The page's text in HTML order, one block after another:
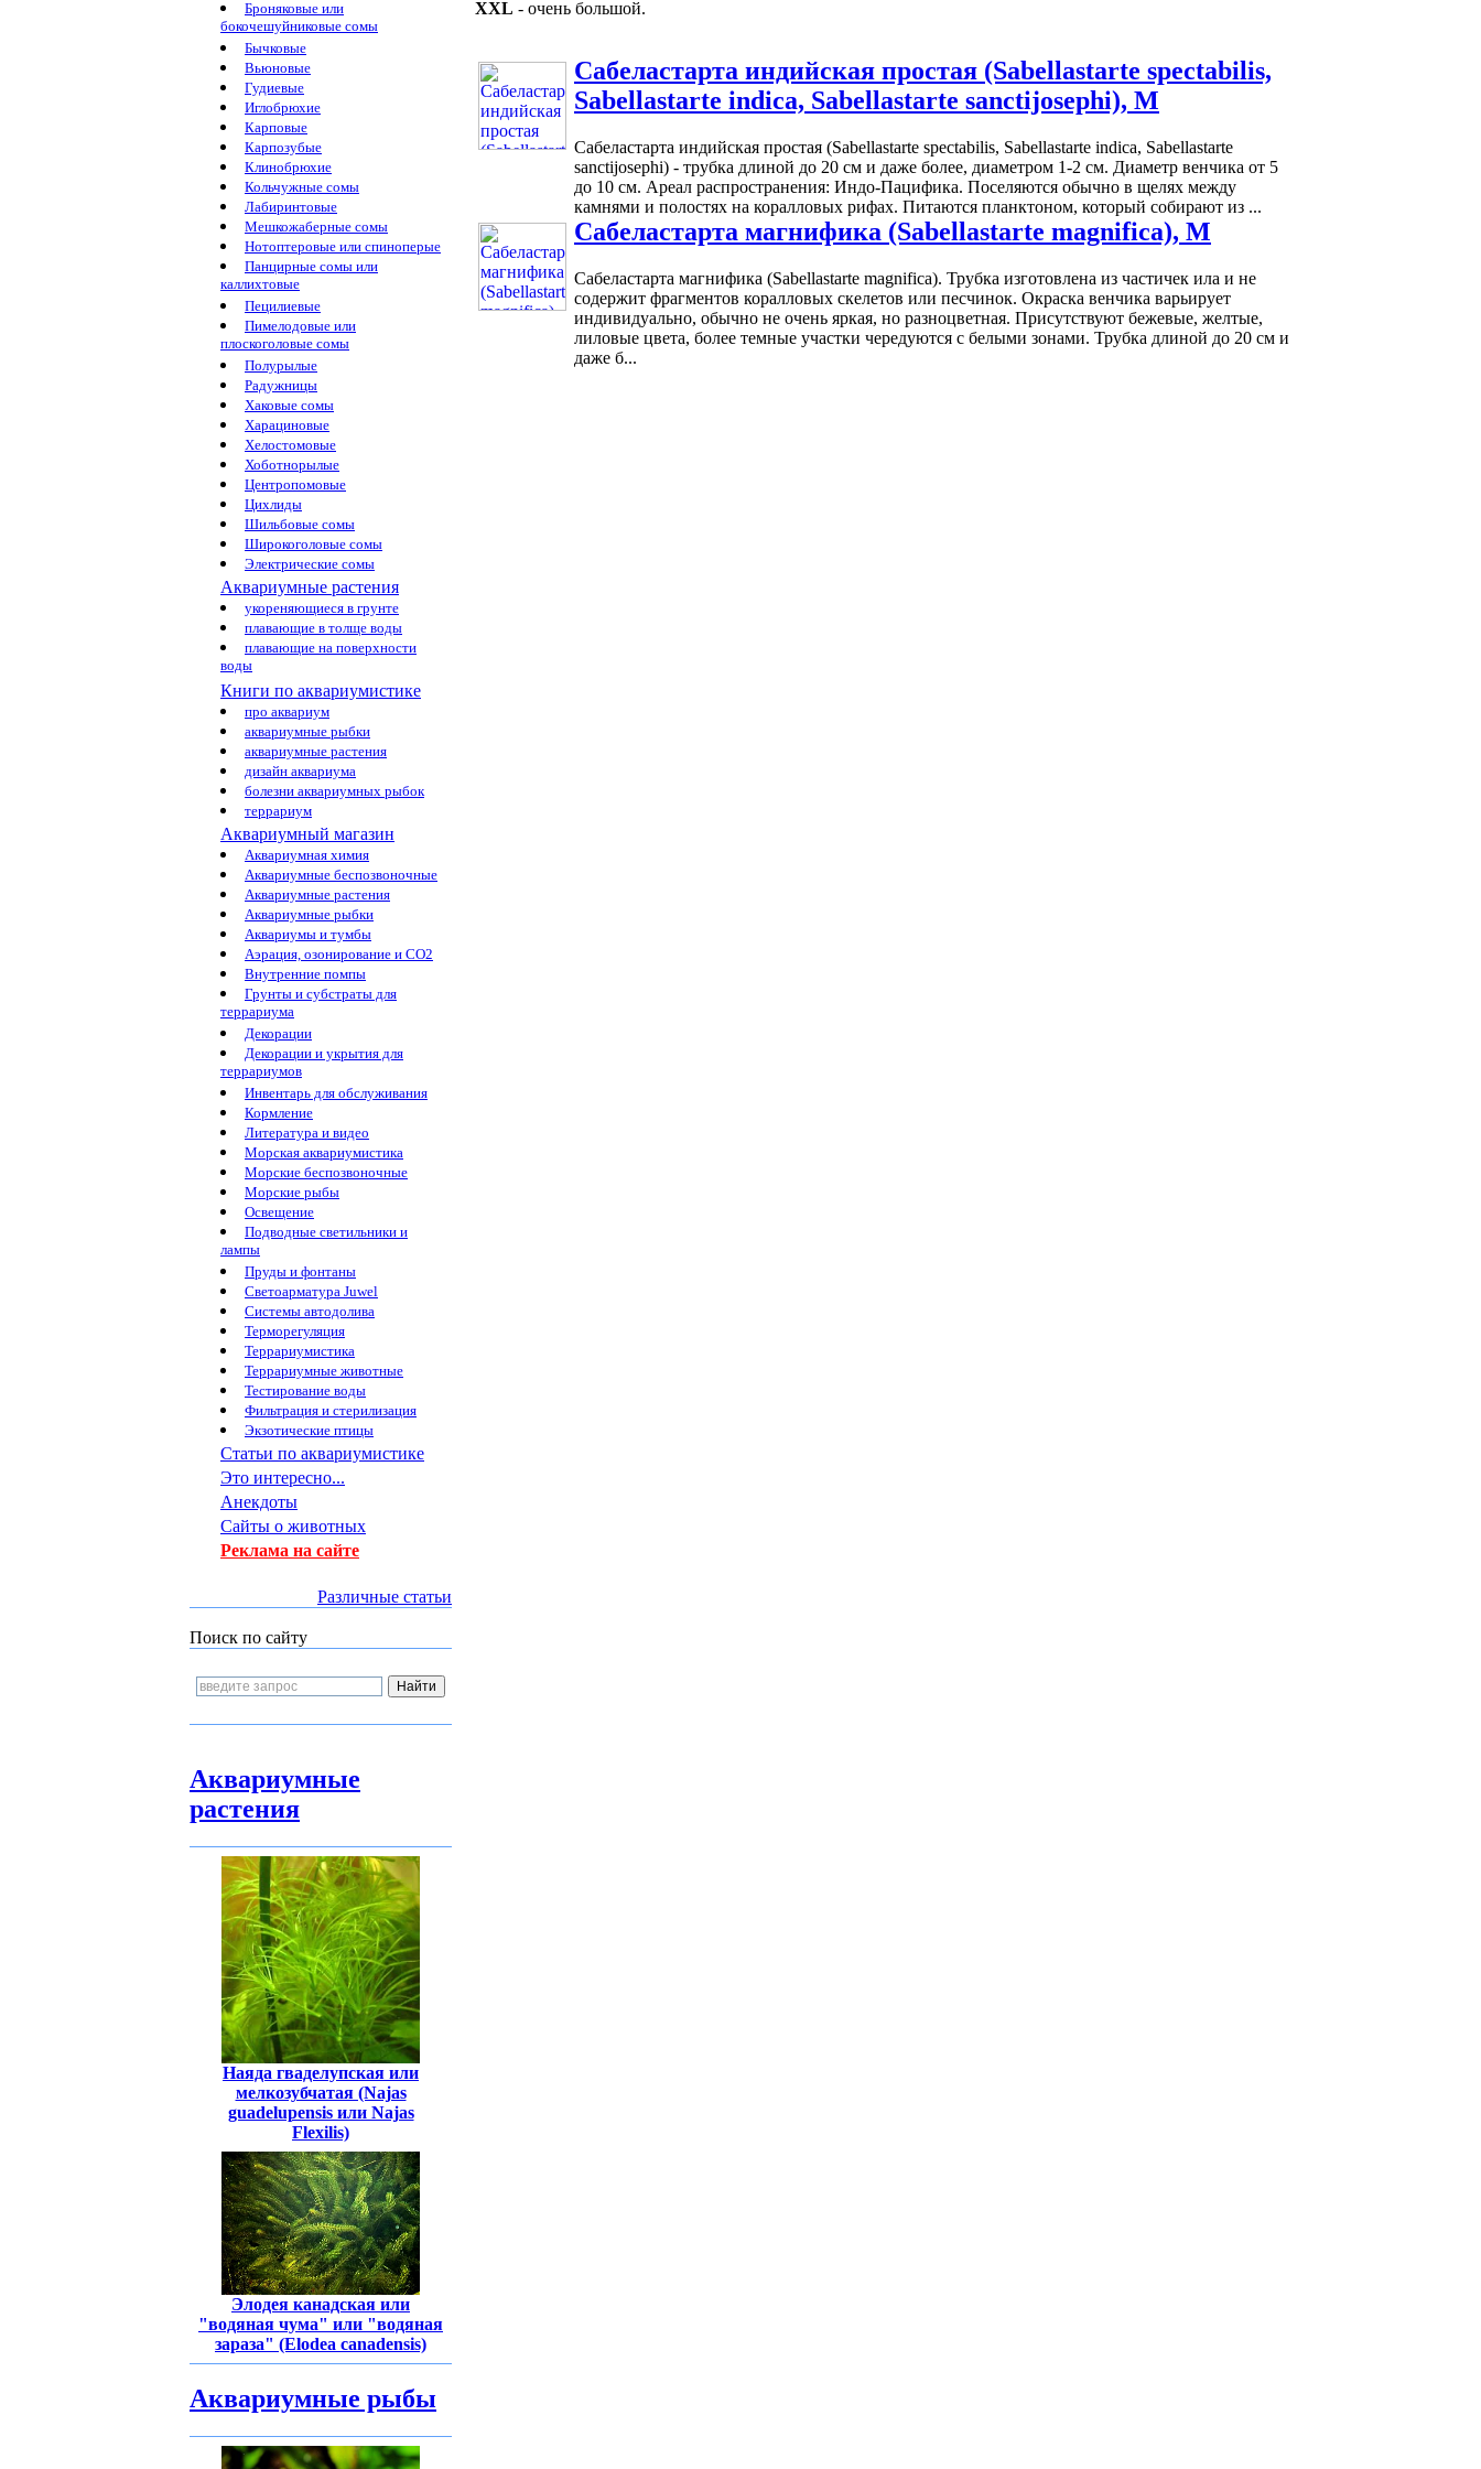
Броняковые или
бокочешуйниковые сомы
Бычковые
Вьюновые
Гудиевые
Иглобрюхие
Карповые
Карпозубые
Клинобрюхие
Кольчужные сомы
Лабиринтовые
Мешкожаберные сомы
Нотоптеровые или спиноперые
Панцирные сомы или
каллихтовые
Пецилиевые
Пимелодовые или
плоскоголовые сомы
Полурылые
Радужницы
Хаковые сомы
Харациновые
Хелостомовые
Хоботнорылые
Центропомовые
Цихлиды
Шильбовые сомы
Широкоголовые сомы
Электрические сомы
Аквариумные растения
укореняющиеся в грунте
плавающие в толще воды
плавающие на поверхности
воды
Книги по аквариумистике
про аквариум
аквариумные рыбки
аквариумные растения
дизайн аквариума
болезни аквариумных рыбок
террариум
Аквариумный магазин
Аквариумная химия
Аквариумные беспозвоночные
Аквариумные растения
Аквариумные рыбки
Аквариумы и тумбы
Аэрация, озонирование и CO2
Внутренние помпы
Грунты и субстраты для
террариума
Декорации
Декорации и укрытия для
террариумов
Инвентарь для обслуживания
Кормление
Литература и видео
Морская аквариумистика
Морские беспозвоночные
Морские рыбы
Освещение
Подводные светильники и
лампы
Пруды и фонтаны
Светоарматура Juwel
Системы автодолива
Терморегуляция
Террариумистика
Террариумные животные
Тестирование воды
Фильтрация и стерилизация
Экзотические птицы
Статьи по аквариумистике
Это интересно...
Анекдоты
Сайты о животных
Реклама на сайте
Различные статьи
Поиск по сайту
Аквариумные
растения
Наяда гваделупская или
мелкозубчатая (Najas
guadelupensis или Najas
Flexilis)
Элодея канадская или
"водяная чума" или "водяная
зараза" (Elodea canadensis)
Аквариумные рыбы
XXL - очень большой.
Сабеластарта индийская простая (Sabellastarte spectabilis,
Sabellastarte indica, Sabellastarte sanctijosephi), M
Сабеластарта индийская простая (Sabellastarte spectabilis, Sabellastarte indica, Sabellastarte
sanctijosephi) - трубка длиной до 20 см и даже более, диаметром 1-2 см. Диаметр венчика от 5
до 10 см. Ареал распространения: Индо-Пацифика. Поселяются обычно в щелях между
камнями и полостях на коралловых рифах. Питаются планктоном, который собирают из ...
Сабеластарта магнифика (Sabellastarte magnifica), M
Сабеластарта магнифика (Sabellastarte magnifica). Трубка изготовлена из частичек ила и не
содержит фрагментов коралловых скелетов или песчинок. Окраска венчика варьирует
индивидуально, обычно не очень яркая, но разноцветная. Присутствуют бежевые, желтые,
лиловые цвета, более темные участки чередуются с белыми зонами. Трубка длиной до 20 см и
даже б...